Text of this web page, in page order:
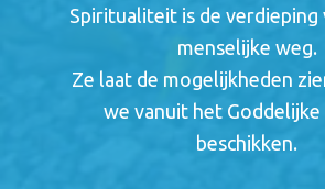
Spiritualiteit is de verdieping
menselijke weg.
Ze laat de mogelijkheden
we vanuit het Goddelijke
beschikken.